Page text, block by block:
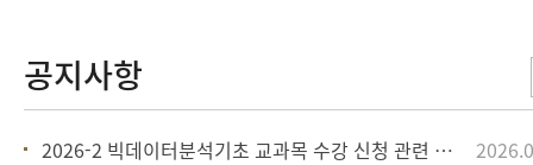
2026-2 빅데이터분석기초 교과목 수강 신청 관련 안내